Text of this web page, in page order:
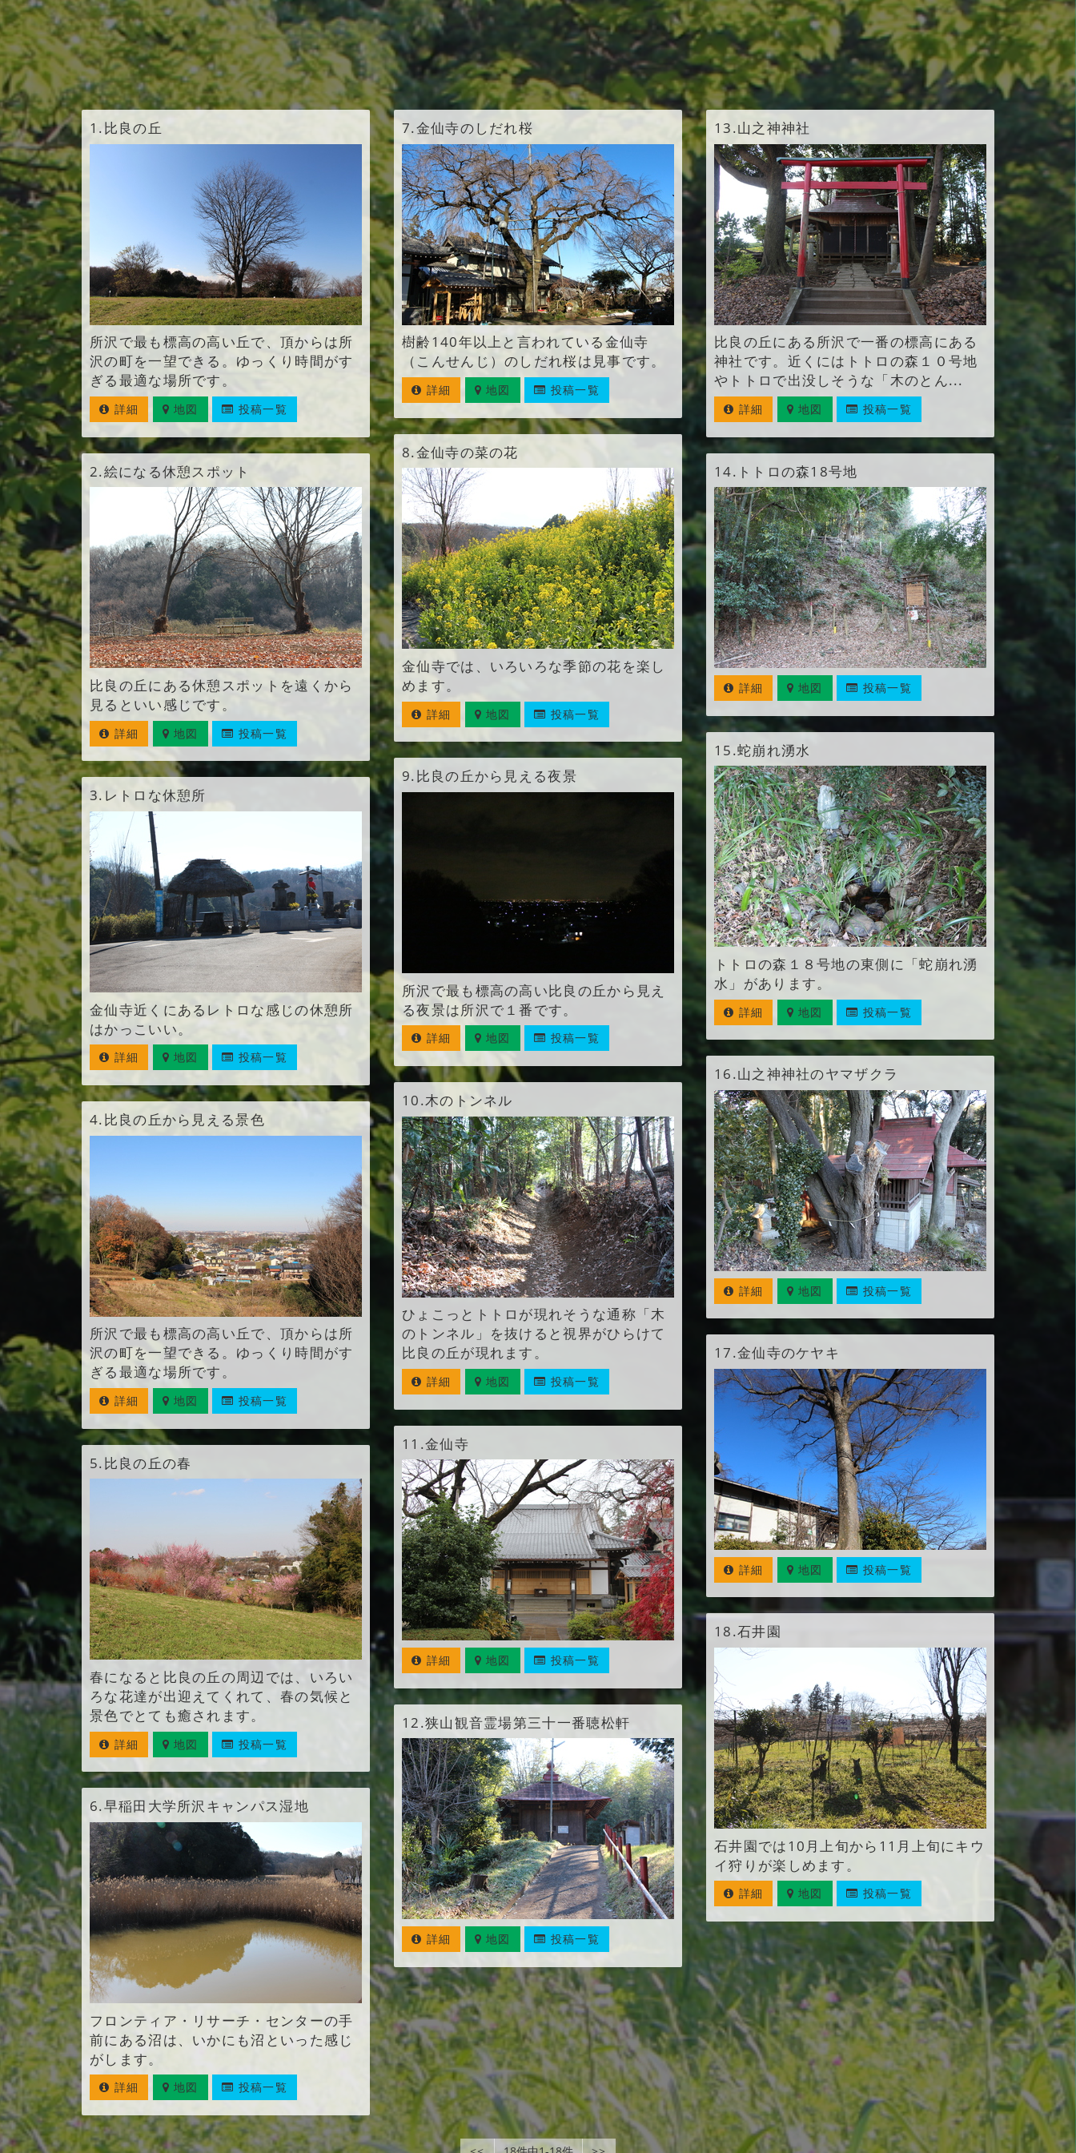
1.比良の丘
所沢で最も標高の高い丘で、頂からは所
沢の町を一望できる。ゆっくり時間がす
ぎる最適な場所です。
詳細 地図 投稿一覧
2.絵になる休憩スポット
比良の丘にある休憩スポットを遠くから
見るといい感じです。
詳細 地図 投稿一覧
3. レトロな休憩所
金仙寺近くにあるレトロな感じの休憩所
はかっこいい。
詳細 地図 投稿一覧
4.比良の丘から見える景色
所沢で最も標高の高い丘で、頂からは所
沢の町を一望できる。ゆっくり時間がす
ぎる最適な場所です。
詳細 地図 投稿一覧
5.比良の丘の春
春になると比良の丘の周辺では、いろい
ろな花達が出迎えてくれて、春の気候と
景色でとても癒されます。
詳細 地図 投稿一覧
6.早稲田大学所沢キャンパス湿地
フロンティア・リサーチ・センターの手
前にある沼は、いかにも沼といった感じ
がします。
詳細 地図 投稿一覧
7.金仙寺のしだれ桜
樹齢140年以上と言われている金仙寺
（こんせんじ）のしだれ桜は見事です。
詳細 地図 投稿一覧
8.金仙寺の菜の花
金仙寺では、いろいろな季節の花を楽し
めます。
詳細 地図 投稿一覧
9.比良の丘から見える夜景
所沢で最も標高の高い比良の丘から見え
る夜景は所沢で１番です。
詳細 地図 投稿一覧
10.木のトンネル
ひょこっとトトロが現れそうな通称「木
のトンネル」を抜けると視界がひらけて
比良の丘が現れます。
詳細 地図 投稿一覧
11.金仙寺
詳細 地図 投稿一覧
12.狭山観音霊場第三十一番聴松軒
詳細 地図 投稿一覧
13.山之神神社
比良の丘にある所沢で一番の標高にある
神社です。近くにはトトロの森１０号地
やトトロで出没しそうな「木のとん...
詳細 地図 投稿一覧
14. トトロの森18号地
詳細 地図 投稿一覧
15.蛇崩れ湧水
トトロの森１８号地の東側に「蛇崩れ湧
水」があります。
詳細 地図 投稿一覧
16.山之神神社のヤマザクラ
詳細 地図 投稿一覧
17.金仙寺のケヤキ
詳細 地図 投稿一覧
18.石井園
石井園では10月上旬から11月上旬にキウ
イ狩りが楽しめます。
詳細 地図 投稿一覧